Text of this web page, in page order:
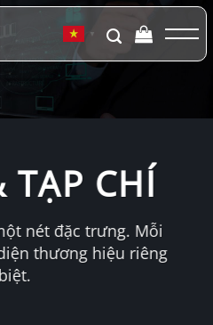
▼
TẠP CHÍ
nét đặc trưng. Mỗi
thương hiệu riêng
biệt.